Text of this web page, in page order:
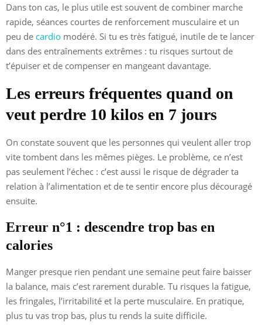
Dans ton cas, le plus utile est souvent de combiner marche
rapide, séances courtes de renforcement musculaire et un
peu de cardio modéré. Si tu es très fatigué, inutile de te lancer
dans des entraînements extrêmes : tu risques surtout de
t’épuiser et de compenser en mangeant davantage.
Les erreurs fréquentes quand on
veut perdre 10 kilos en 7 jours
On constate souvent que les personnes qui veulent aller trop
vite tombent dans les mêmes pièges. Le problème, ce n’est
pas seulement l’échec : c’est aussi le risque de dégrader ta
relation à l’alimentation et de te sentir encore plus découragé
ensuite.
Erreur n°1 : descendre trop bas en
calories
Manger presque rien pendant une semaine peut faire baisser
la balance, mais c’est rarement durable. Tu risques la fatigue,
les fringales, l’irritabilité et la perte musculaire. En pratique,
plus tu vas trop bas, plus tu rends la suite difficile.